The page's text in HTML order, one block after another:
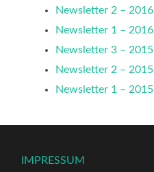
Newsletter 2 – 2016
Newsletter 1 – 2016
Newsletter 3 – 2015
Newsletter 2 – 2015
Newsletter 1 – 2015
IMPRESSUM